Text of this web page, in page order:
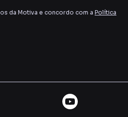
da Motiva e concordo com a Política